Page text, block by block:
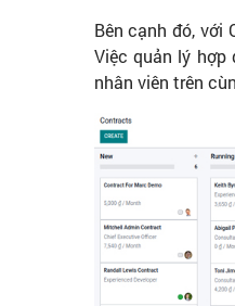
Bên cạnh đó, với
Việc quản lý
nhân viên trên